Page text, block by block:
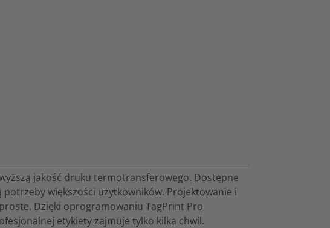
jakość druku termotransferowego. Dostępne
potrzeby większości użytkowników. Projektowanie i
Dzięki oprogramowaniu TagPrint Pro
etykiety zajmuje tylko kilka chwil.